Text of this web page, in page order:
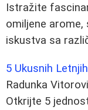
Istražite
omiljene arome,
iskustva sa
5 Ukusnih
Radunka
Otkrijte 5